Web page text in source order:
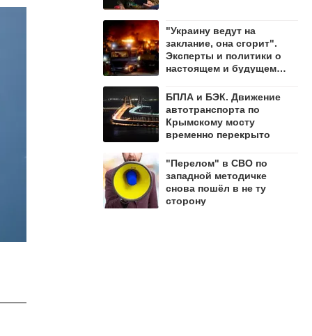
"Украину ведут на
заклание, она сгорит".
Эксперты и политики о
настоящем и будущем
БПЛА и БЭК. Движение
автотранспорта по
Крымскому мосту
временно перекрыто
"Перелом" в СВО по
западной методичке
снова пошёл в не ту
сторону